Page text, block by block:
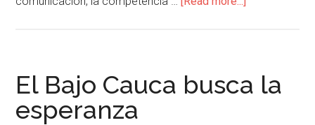
El Bajo Cauca busca la
esperanza